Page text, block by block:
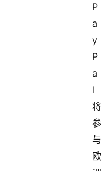
P
a
y
P
a
l
将
参
与
欧